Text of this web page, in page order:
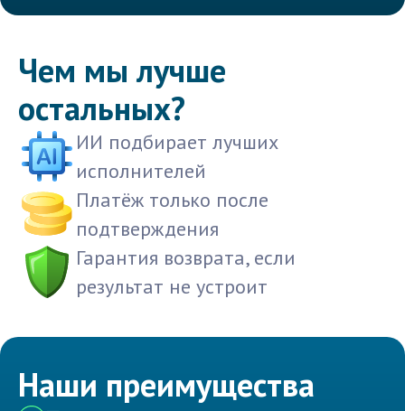
Чем мы лучше
остальных?
ИИ подбирает лучших
исполнителей
Платёж только после
подтверждения
Гарантия возврата, если
результат не устроит
Наши преимущества